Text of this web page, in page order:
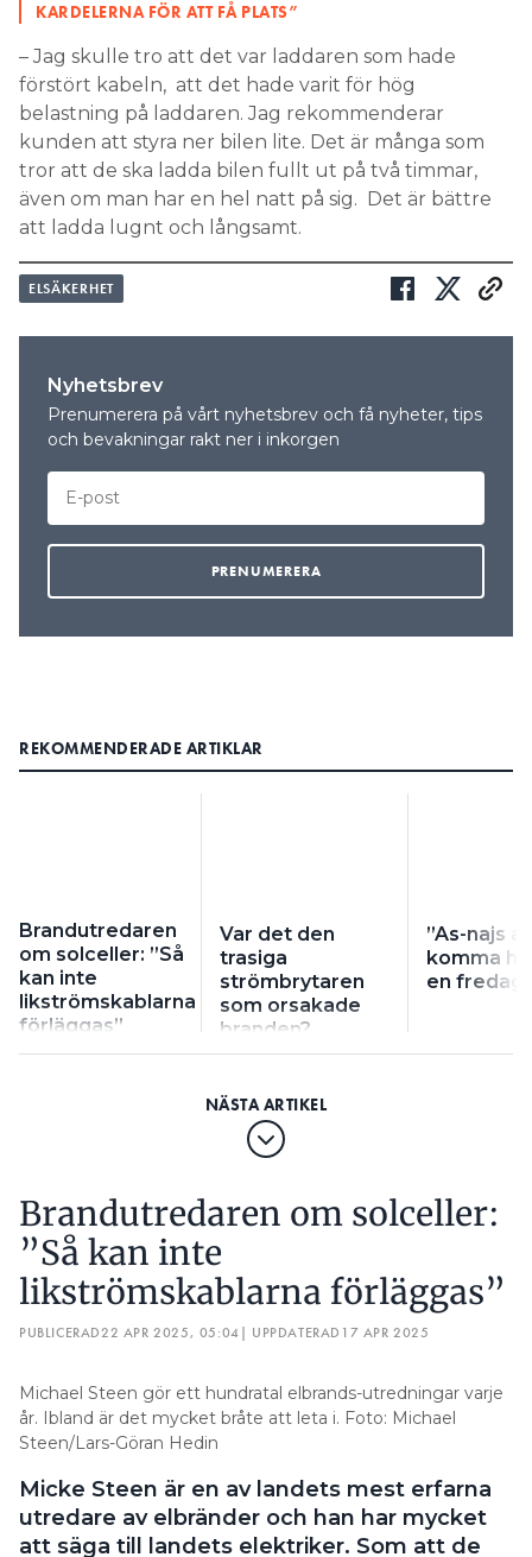
KARDELERNA FÖR ATT FÅ PLATS”
– Jag skulle tro att det var laddaren som hade
förstört kabeln, att det hade varit för hög
belastning på laddaren. Jag rekommenderar
kunden att styra ner bilen lite. Det är många som
tror att de ska ladda bilen fullt ut på två timmar,
även om man har en hel natt på sig. Det är bättre
att ladda lugnt och långsamt.
ELSÄKERHET
Nyhetsbrev
Prenumerera på vårt nyhetsbrev och få nyheter, tips
och bevakningar rakt ner i inkorgen
REKOMMENDERADE ARTIKLAR
Brandutredaren
om solceller: ”Så
kan inte
likströmskablarna
förläggas”
Var det den
trasiga
strömbrytaren
som orsakade
branden?
”As-najs
komma
en fredag”
Brandutredaren om solceller:
”Så kan inte
likströmskablarna förläggas”
PUBLICERAD22 APR 2025, 05:04| UPPDATERAD 17 APR 2025
Michael Steen gör ett hundratal elbrands-utredningar varje
år. Ibland är det mycket bråte att leta i. Foto: Michael
Steen/Lars-Göran Hedin
Micke Steen är en av landets mest erfarna
utredare av elbränder och han har mycket
att säga till landets elektriker. Som att de